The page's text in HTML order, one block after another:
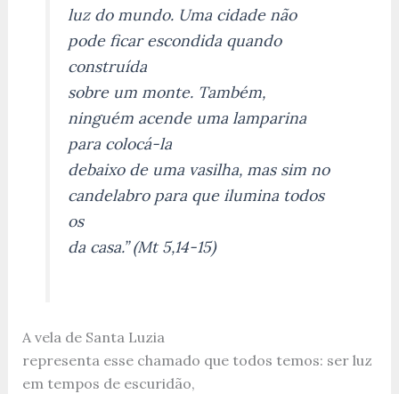
luz do mundo. Uma cidade não
pode ficar escondida quando
construída
sobre um monte. Também,
ninguém acende uma lamparina
para colocá-la
debaixo de uma vasilha, mas sim no
candelabro para que ilumina todos
os
da casa.” (Mt 5,14-15)
A vela de Santa Luzia
representa esse chamado que todos temos: ser luz
em tempos de escuridão,